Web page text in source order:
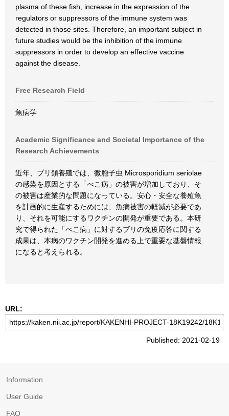
plasma of these fish, increase in the expression of the
regulators or suppressors of the immune system was
detected in those sites. Therefore, an important subject in
future studies would be the inhibition of the immune
suppressors in order to develop an effective vaccine
against the disease.
Free Research Field
魚病学
Academic Significance and Societal Importance of the
Research Achievements
近年、ブリ類養殖では、微胞子虫 Microsporidium seriolae
の感染を原因とする「べこ病」の被害が増加しており、そ
の被害は産業的な問題になっている。安心・安全な養殖魚
を計画的に生産するためには、魚病被害の軽減が必要であ
り、それを可能にするワクチンの開発が重要である。本研
究で得られた「べこ病」に対するブリの免疫応答に関する
成果は、本病のワクチン開発を進める上で重要な基盤情報
になると考えられる。
URL:
Published: 2021-02-19
Information
User Guide
FAQ